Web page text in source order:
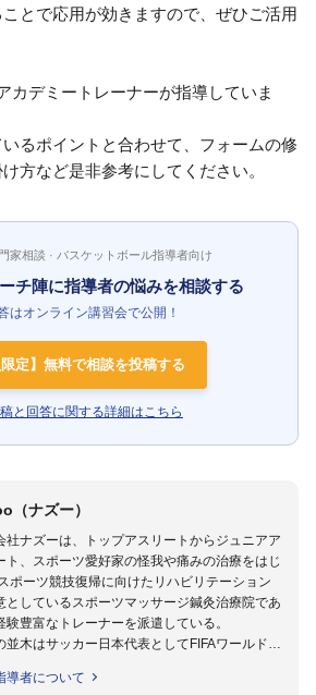
とで応用が効きますので、ぜひご活用
カデミートレーナーが指導していま
るポイントと合わせて、フォームの修
方など是非参考にしてください。
家相談 · バスケットボール指導者向け
チ陣に指導者の悩みを相談する
はオンライン講習会で公開！
限定】無料で相談を投稿する
と回答に関する詳細はこちら
（ナズー）
社ナズーは、トップアスリートからジュニアア
ト、スポーツ愛好家の怪我や痛みの治療をはじ
ポーツ競技復帰に向けたリハビリテーション
としているスポーツマッサージ鍼灸治療院であ
験豊富なトレーナーを派遣している。
並木はサッカー日本代表としてFIFAワールドカ
U-23日本代表のアスレティックトレーナーと
導者について